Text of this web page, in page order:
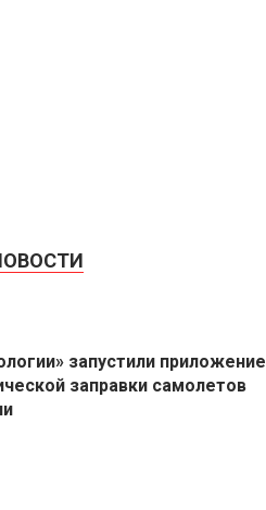
запустили приложение
заправки самолетов